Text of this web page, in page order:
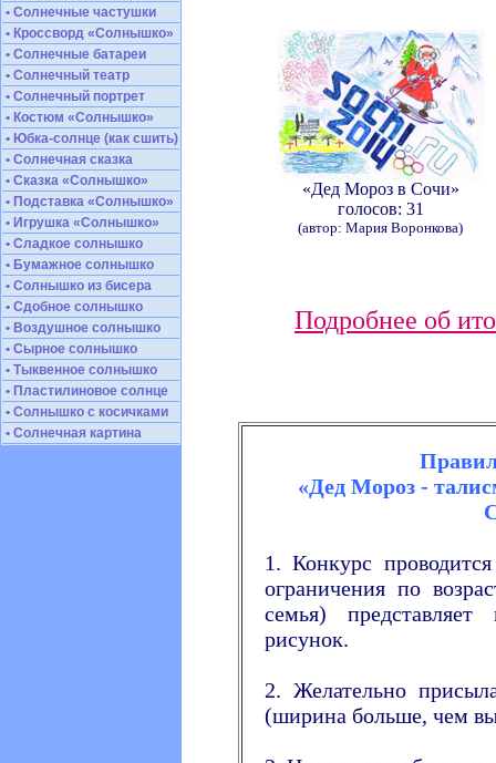
• Солнечные частушки
• Кроссворд «Солнышко»
• Солнечные батареи
• Солнечный театр
• Солнечный портрет
• Костюм «Солнышко»
• Юбка-солнце (как сшить)
• Солнечная сказка
• Сказка «Солнышко»
• Подставка «Солнышко»
• Игрушка «Солнышко»
• Сладкое солнышко
• Бумажное солнышко
• Солнышко из бисера
• Сдобное солнышко
• Воздушное солнышко
• Сырное солнышко
• Тыквенное солнышко
• Пластилиновое солнце
• Солнышко с косичками
• Солнечная картина
«Дед Мороз в Сочи»
голосов: 31
(автор: Мария Воронкова)
Подробнее об
«Дед Мороз -
1. Конкурс
ограничения по
семья)
рисунок.
2. Желательно
(ширина больше, чем